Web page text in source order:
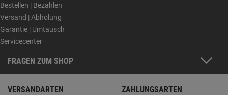
Bestellen | Bezahlen
Versand | Abholung
Garantie | Umtausch
Servicecenter
FRAGEN ZUM SHOP
VERSANDARTEN ZAHLUNGSARTEN